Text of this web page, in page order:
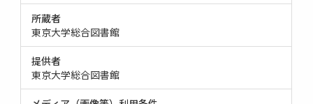
所蔵者
東京大学総合図書館
提供者
東京大学総合図書館